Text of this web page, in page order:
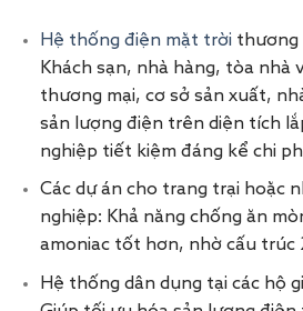
Hệ thống điện mặt trờithương
Khách sạn, nhà hàng, tòa nhà
thương mại, cơ sở sản xuất,
sản lượng điện trên diện tích
nghiệp tiết kiệm đáng kể chi
Các dự án cho trang trại hoặc
nghiệp: Khả năng chống ăn
amoniac tốt hơn, nhờ cấu trúc
Hệ thống dân dụng tại các hộ